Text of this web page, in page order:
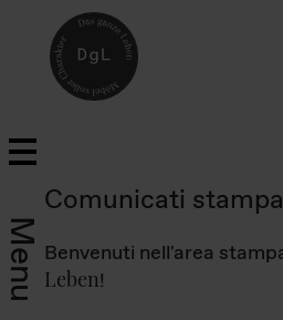
Menu
Comunicati stampa
Benvenuti nell'area
Leben!